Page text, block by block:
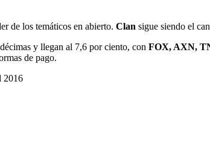
de los temáticos en abierto. Clan sigue siendo el
y llegan al 7,6 por ciento, con FOX, AXN,
de pago.